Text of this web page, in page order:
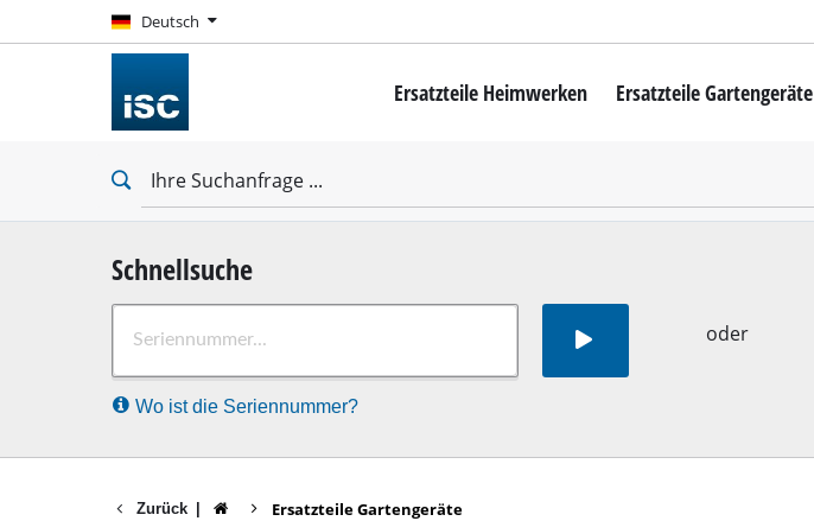
Deutsch
Deutsch
Ersatzteile Heimwerken
Mini-Schrauber
Schlagschrauber
Bohrhämmer
Schlagbohrmaschinen
Stationäre Bohrmaschinen
Ersatzteile Gartengeräte
Akku-Rasenmäher
Elektro-Rasenmäher
Akku-Rasentrimmer
Benzin-Rasentrimmer
Schnellsuche
Wo ist die Seriennummer?
oder
Zurück Ersatzteile Gartengeräte